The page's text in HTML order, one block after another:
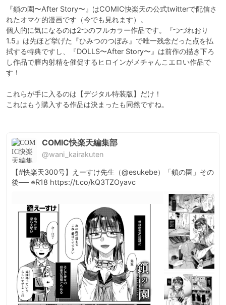
『鎖の園〜After Story〜』はCOMIC快楽天の公式twitterで配信さ
れたオマケ的漫画です（今でも見れます）。
個人的に気になるのは2つのフルカラー作品です。『つづれおり
1.5』は先ほど挙げた『ひみつのつぼみ』で唯一残念だった点を払
拭する特典ですし、『DOLLS〜After Story〜』は前作の描き下ろ
し作品で膣内射精を催促するヒロインがメチャんこエロい作品で
す！
これらが手に入るのは【デジタル特装版】だけ！
これはもう購入する作品は決まったも同然ですね。
COMIC快楽天編集部
@wani_kairakuten
【#快楽天300号】えーすけ先生（@esukebe）「鎖の園」その
後── ※R18 https://t.co/kQ3TZOyavc